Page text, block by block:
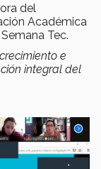
del
Académica
Tec.
e
integral del